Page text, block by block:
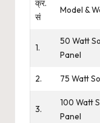
क्र.
सं
Model &
1.
50 Watt
Panel
2. 75 Watt
3.
100 Watt
Panel